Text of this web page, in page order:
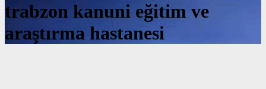
trabzon kanuni eğitim ve
araştırma hastanesi